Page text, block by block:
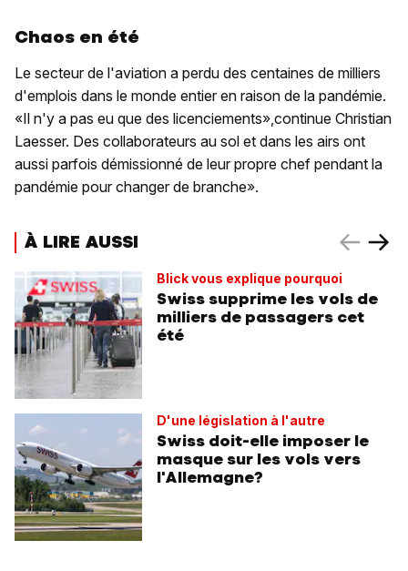
Chaos en été
Le secteur de l'aviation a perdu des centaines de milliers
d'emplois dans le monde entier en raison de la pandémie.
«Il n'y a pas eu que des licenciements»,continue Christian
Laesser. Des collaborateurs au sol et dans les airs ont
aussi parfois démissionné de leur propre chef pendant la
pandémie pour changer de branche».
À LIRE AUSSI
Blick vous explique pourquoi
Swiss supprime les vols de
milliers de passagers cet
été
D'une législation à l'autre
Swiss doit-elle imposer le
masque sur les vols vers
l'Allemagne?